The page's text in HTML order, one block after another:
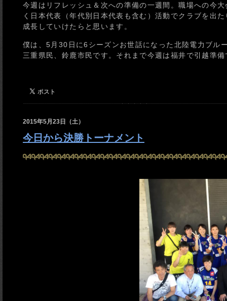
今週はリフレッシュ＆次への準備の一週間。職場への今
く日本代表（年代別日本代表も含む）活動でクラブを出
成長していけたらと思います。
僕は、5月30日に6シーズンお世話になった北陸電力ブル
三重県民、鈴鹿市民です。それまで今週は福井で引越準備
2015年5月23日（土）
今日から決勝トーナメント